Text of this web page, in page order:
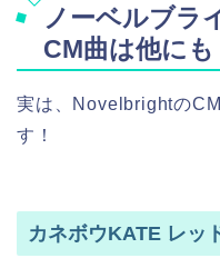
ノーベルブラ
CM曲は他にも
実は、Novelbrightの
す！
カネボウKATE レッ